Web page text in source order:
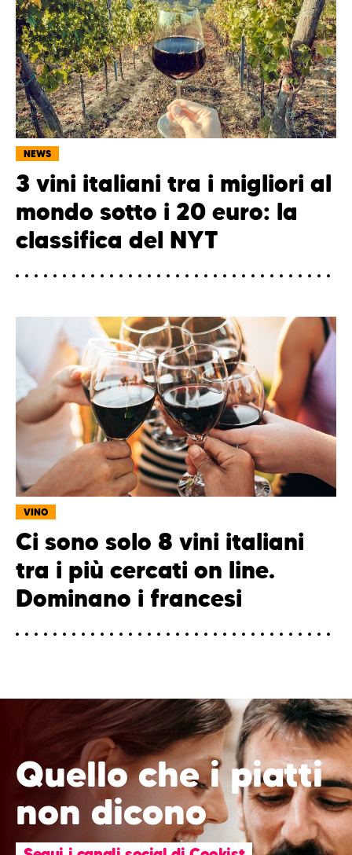
NEWS
3 vini italiani tra i migliori al
mondo sotto i 20 euro: la
classifica del NYT
VINO
Ci sono solo 8 vini italiani
tra i più cercati on line.
Dominano i francesi
Quello che i piatti
non dicono